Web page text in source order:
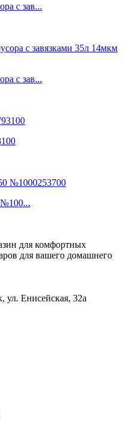
с зав...
с зав...
для комфортных
для вашего домашнего
ул. Енисейская, 32а